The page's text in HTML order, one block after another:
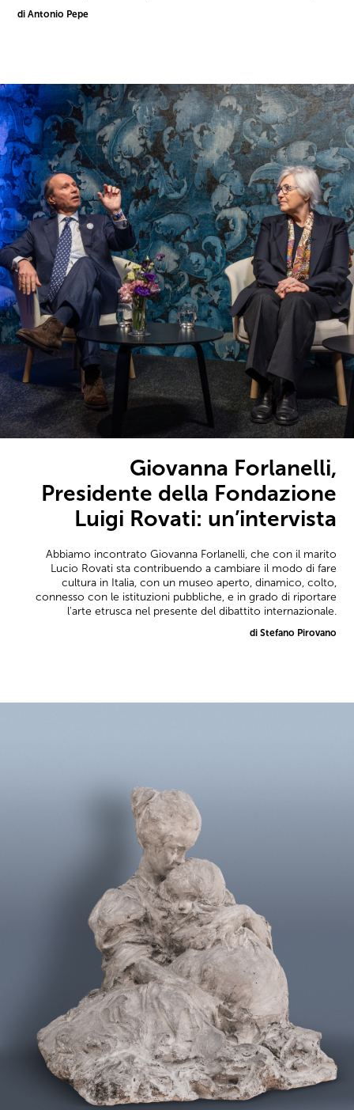
di Antonio Pepe
Giovanna Forlanelli,
Presidente della Fondazione
Luigi Rovati: un’intervista
Abbiamo incontrato Giovanna Forlanelli, che con il marito
Lucio Rovati sta contribuendo a cambiare il modo di fare
cultura in Italia, con un museo aperto, dinamico, colto,
connesso con le istituzioni pubbliche, e in grado di riportare
l'arte etrusca nel presente del dibattito internazionale.
di Stefano Pirovano